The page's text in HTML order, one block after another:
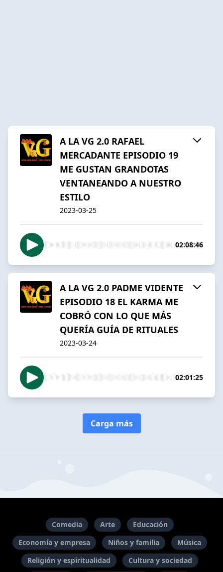
A LA VG 2.0 RAFAEL
MERCADANTE EPISODIO 19
ME GUSTAN GRANDOTAS
VENTANEANDO A NUESTRO
ESTILO
2023-03-25
02:08:46
A LA VG 2.0 PADME VIDENTE
EPISODIO 18 EL KARMA ME
COBRÓ CON LO QUE MÁS
QUERÍA GUÍA DE RITUALES
2023-03-24
02:01:25
Carga más
Comedia Arte
Educación
Economía y empresa
Niños y familia
Música
Religión y espiritualidad
Cultura y sociedad